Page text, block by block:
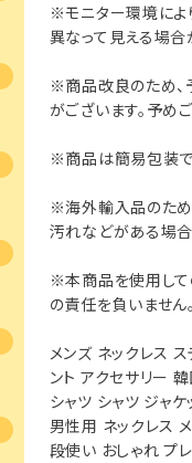
※モニター環境によ
異なって見える場合
※商品改良のため
がございます。予め
※商品は簡易包装で
※海外輸入品のため
汚れなどがある場合
※本商品を使用して
の責任を負いません
メンズ ネックレス
ント アクセサリー
シャツ シャツ ジャ
男性用 ネックレス
段使い おしゃれ プ